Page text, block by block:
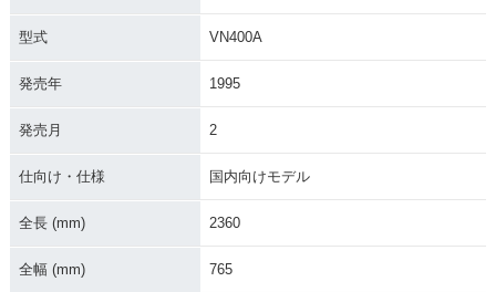
型式 VN400A
発売年 1995
発売月 2
仕向け・仕様 国内向けモデル
全長 (mm) 2360
全幅 (mm) 765